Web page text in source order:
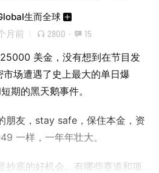
生而全球
月前 2800 · 15
美金，没有想到在节目发
市场遭遇了史上最大的单日爆
期的黑天鹅事件。
朋友，stay safe，保住本金，资
一样，一年年壮大。
抄底的好机会。有哪些赛道和项